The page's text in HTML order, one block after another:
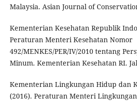
Malaysia. Asian Journal of
Kementerian Kesehatan Republik
Peraturan Menteri Kesehatan Nomor
492/MENKES/PER/IV/2010 tentang
Minum. Kementerian Kesehatan RI.
Kementerian Lingkungan Hidup dan
(2016). Peraturan Menteri